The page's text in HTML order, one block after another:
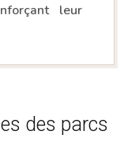
leur
des parcs